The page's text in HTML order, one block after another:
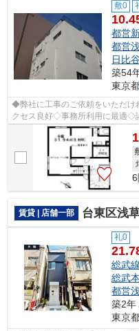
敷0
都営
都営
日比
築54
東京
◆弊社に工事のご依頼をいただ
クセス良好◇事務所利用に最適◇
物件のご提案が可能です◇お気軽
賃貸 | 店舗一部 台東区浅
礼0
総武線
総武
都営
築2年
東京